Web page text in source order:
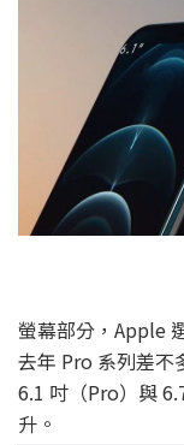
螢幕部分，Apple
去年 Pro 系列差不
6.1 吋（Pro）與
升。